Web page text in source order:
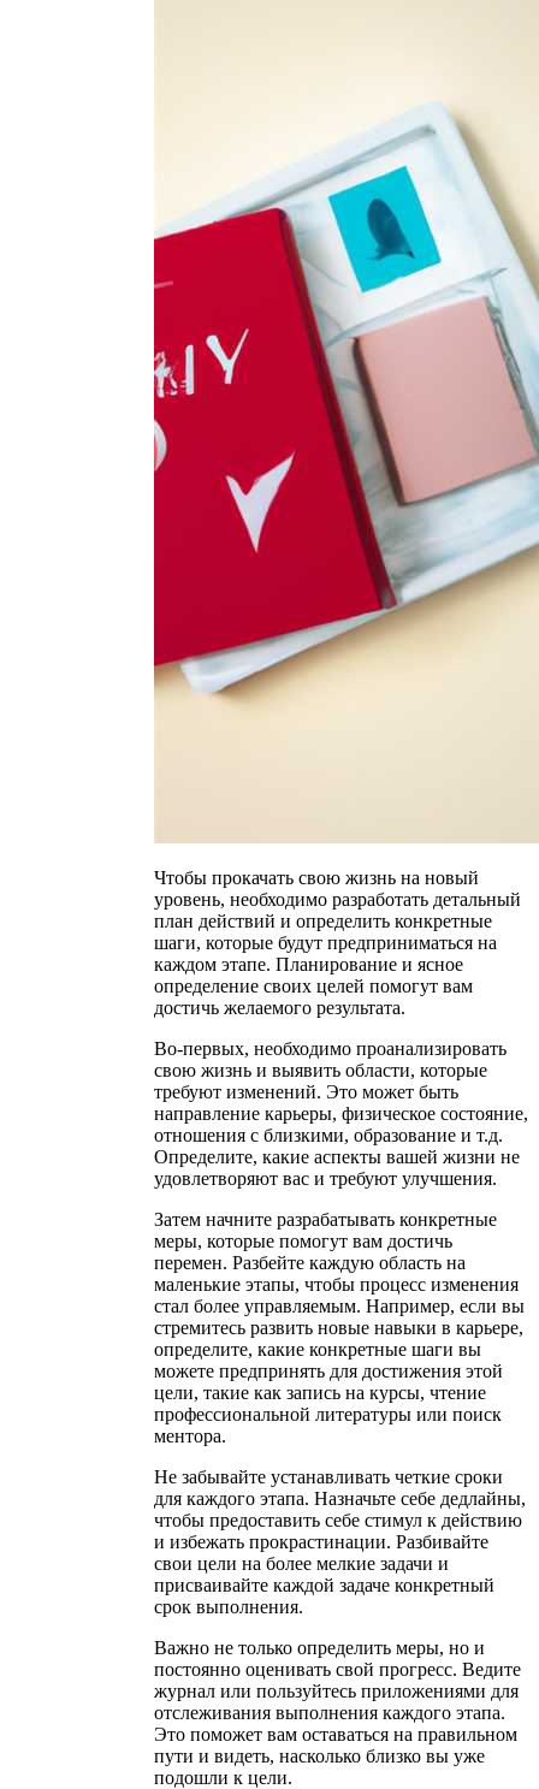
Чтобы прокачать свою жизнь на новый
уровень, необходимо разработать детальный
план действий и определить конкретные
шаги, которые будут предприниматься на
каждом этапе. Планирование и ясное
определение своих целей помогут вам
достичь желаемого результата.
Во-первых, необходимо проанализировать
свою жизнь и выявить области, которые
требуют изменений. Это может быть
направление карьеры, физическое состояние,
отношения с близкими, образование и т.д.
Определите, какие аспекты вашей жизни не
удовлетворяют вас и требуют улучшения.
Затем начните разрабатывать конкретные
меры, которые помогут вам достичь
перемен. Разбейте каждую область на
маленькие этапы, чтобы процесс изменения
стал более управляемым. Например, если вы
стремитесь развить новые навыки в карьере,
определите, какие конкретные шаги вы
можете предпринять для достижения этой
цели, такие как запись на курсы, чтение
профессиональной литературы или поиск
ментора.
Не забывайте устанавливать четкие сроки
для каждого этапа. Назначьте себе дедлайны,
чтобы предоставить себе стимул к действию
и избежать прокрастинации. Разбивайте
свои цели на более мелкие задачи и
присваивайте каждой задаче конкретный
срок выполнения.
Важно не только определить меры, но и
постоянно оценивать свой прогресс. Ведите
журнал или пользуйтесь приложениями для
отслеживания выполнения каждого этапа.
Это поможет вам оставаться на правильном
пути и видеть, насколько близко вы уже
подошли к цели.